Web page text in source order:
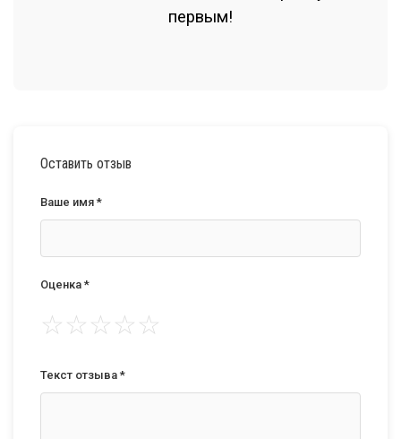
первым!
Оставить отзыв
Ваше имя *
Оценка *
☆☆☆☆☆
Текст отзыва *